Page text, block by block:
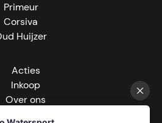
Primeur
Corsiva
Huijzer
Acties
Inkoop
Over ons
afspraak maken